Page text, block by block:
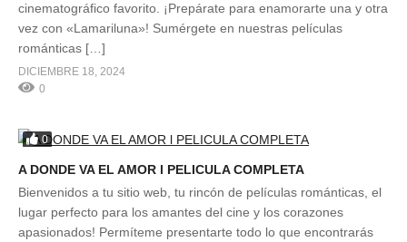
cinematográfico favorito. ¡Prepárate para enamorarte una y otra
vez con «Lamariluna»! Sumérgete en nuestras películas
románticas […]
DICIEMBRE 18, 2024
0
0
A DONDE VA EL AMOR l PELICULA COMPLETA
Bienvenidos a tu sitio web, tu rincón de películas románticas, el
lugar perfecto para los amantes del cine y los corazones
apasionados! Permíteme presentarte todo lo que encontrarás